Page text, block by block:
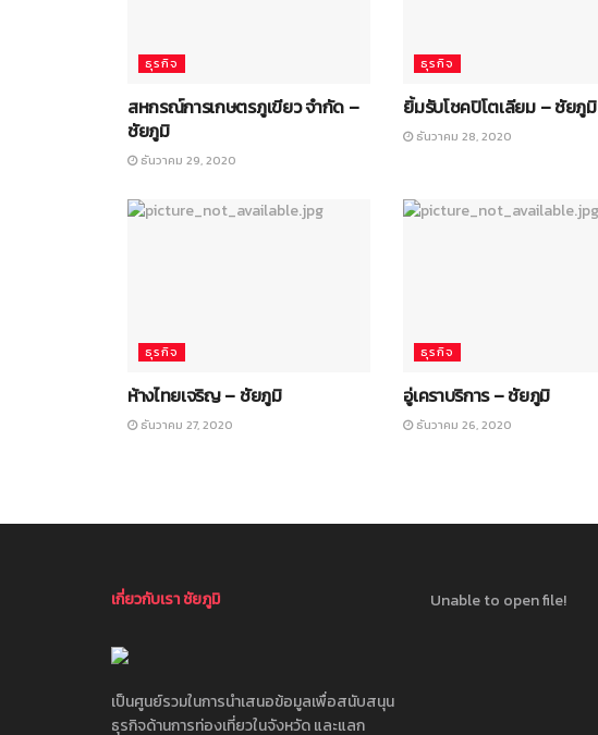
ธุรกิจ
สหกรณ์การเกษตรภูเขียว จำกัด –
ชัยภูมิ
ธันวาคม 29, 2020
ธุรกิจ
ยิ้มรับโชคปิโตเลียม – ชัยภูมิ
ธันวาคม 28, 2020
ธุรกิจ
ห้างไทยเจริญ – ชัยภูมิ
ธันวาคม 27, 2020
ธุรกิจ
อู่เคราบริการ – ชัยภูมิ
ธันวาคม 26, 2020
เกี่ยวกับเรา ชัยภูมิ
เป็นศูนย์รวมในการนำเสนอข้อมูลเพื่อสนับสนุน
ธุรกิจด้านการท่องเที่ยวในจังหวัด และแลก
Unable to open file!